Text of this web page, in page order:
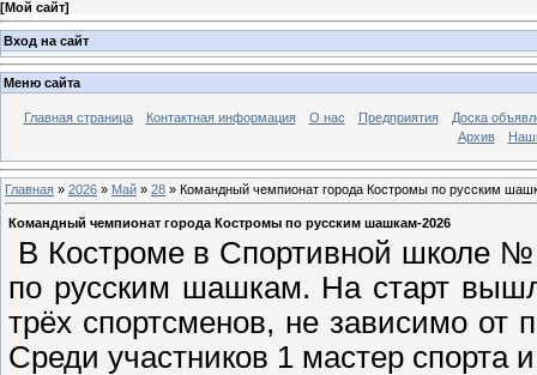
[Мой сайт]
Вход на сайт
Меню сайта
Главная страница Контактная информация О нас Предприятия
Доска
Архив
Главная » 2026 » Май » 28 » Командный чемпионат города Костромы по русским
Командный чемпионат города Костромы по русским шашкам-2026
В Костроме в Спортивной школе №
по русским шашкам. На старт
трёх спортсменов, не зависимо от
Среди участников 1 мастер спорта